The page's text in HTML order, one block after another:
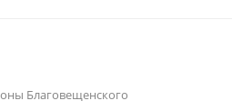
Благовещенского